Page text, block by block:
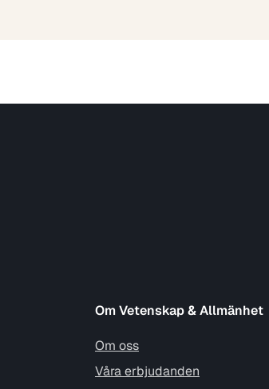
Om Vetenskap & Allmänhet
Om oss
Våra erbjudanden